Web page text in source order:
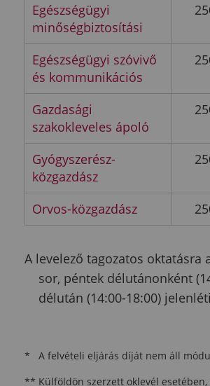
Egészségügyi
minőségbiztosítási
Egészségügyi szóvivő
és kommunikációs
Gazdasági
szakokleveles ápoló
Gyógyszerész-
közgazdász
Orvos-közgazdász
A levelező tagozatos
sor, péntek délutánonként
délután (14:00-18:00)
* A felvételi eljárás díját nem áll
** Külföldön szerzett oklevél